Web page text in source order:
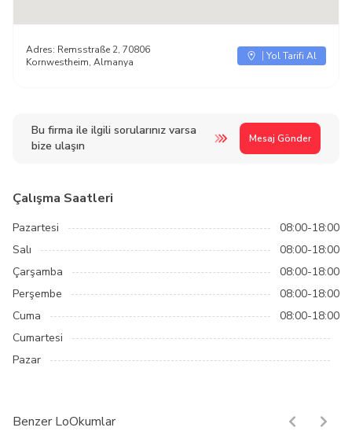
Bu firma ile ilgili sorularınız varsa
bize ulaşın
Mesaj Gönder
Adres: Remsstraße 2, 70806
Kornwestheim, Almanya
Yol Tarifi Al
Çalışma Saatleri
Pazartesi
08:00-18:00
Salı
08:00-18:00
Çarşamba
08:00-18:00
Perşembe
08:00-18:00
Cuma
08:00-18:00
Cumartesi
Pazar
Benzer LoOkumlar